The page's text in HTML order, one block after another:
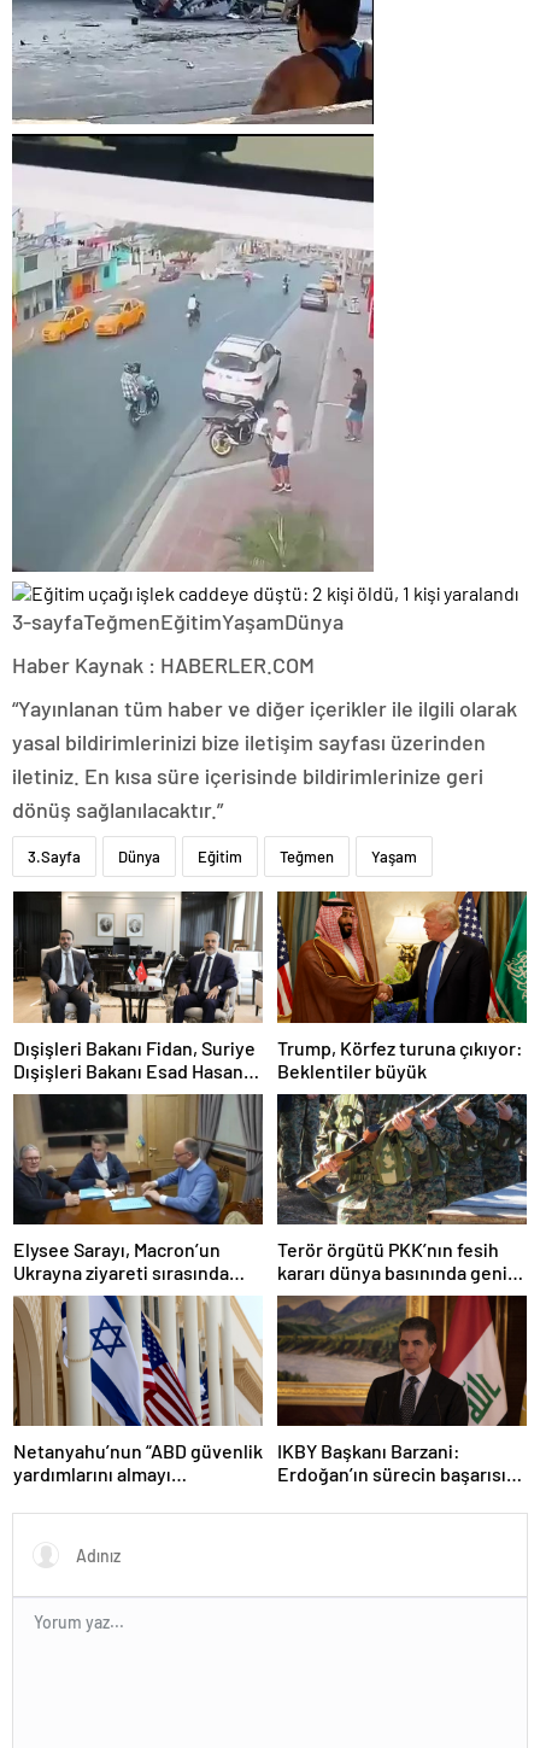
3-sayfaTeğmenEğitimYaşamDünya
Haber Kaynak : HABERLER.COM
“Yayınlanan tüm haber ve diğer içerikler ile ilgili olarak
yasal bildirimlerinizi bize iletişim sayfası üzerinden
iletiniz. En kısa süre içerisinde bildirimlerinize geri
dönüş sağlanılacaktır.”
3.Sayfa Dünya Eğitim Teğmen Yaşam
Dışişleri Bakanı Fidan, Suriye
Dışişleri Bakanı Esad Hasan
Şeybani ile görüştü
Trump, Körfez turuna çıkıyor:
Beklentiler büyük
Elysee Sarayı, Macron’un
Ukrayna ziyareti sırasında
trende uyuşturucu kullandığı
iddiasını yalanladı
Terör örgütü PKK’nın fesih
kararı dünya basınında geniş
yer buldu
Netanyahu’nun “ABD güvenlik
yardımlarını almayı
kalabileceklerini” söylediği
iddiası
IKBY Başkanı Barzani:
Erdoğan’ın sürecin başarısı
takdirle karşılıyoruz